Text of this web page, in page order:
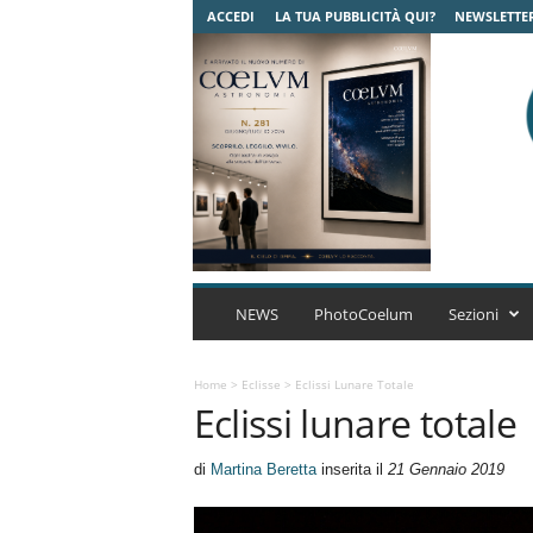
ACCEDI LA TUA PUBBLICITÀ QUI?
C
A
r
NEWS PhotoCoelum Sezioni
Home > Eclisse > Eclissi Lunare Totale
Eclissi lunare totale
di Martina Berettainserita il 21 Gennaio 2019